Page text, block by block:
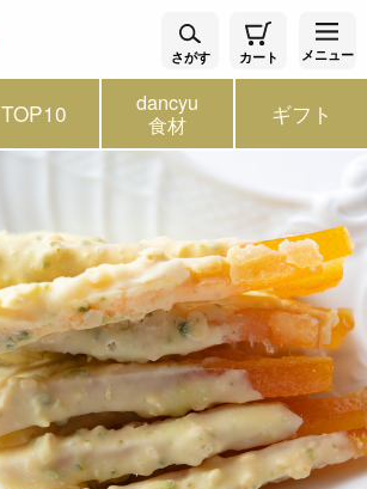
さがす カート メニュー
TOP10 dancyu
食材 ギフト